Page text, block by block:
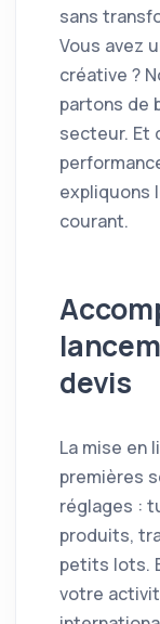
sans
Vous avez
créative ?
partons de
secteur. Et
expliquons
courant.
devis
La mise en
premières
réglages :
produits,
petits lots.
votre